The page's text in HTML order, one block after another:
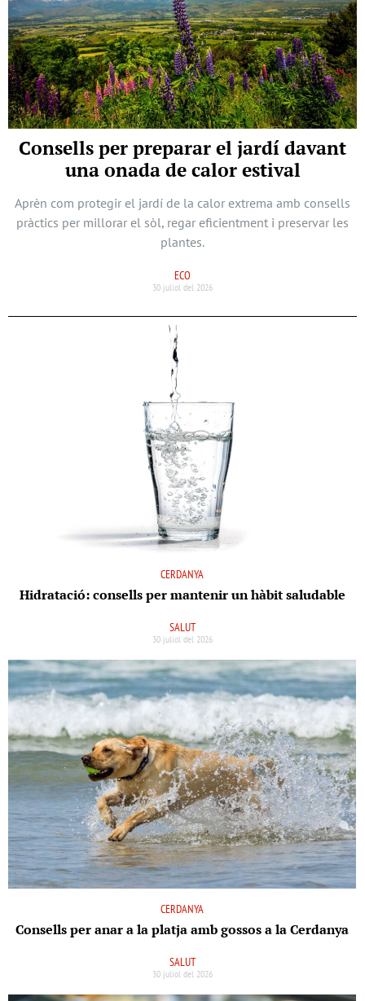
Consells per preparar el jardí davant
una onada de calor estival
Aprèn com protegir el jardí de la calor extrema amb consells
pràctics per millorar el sòl, regar eficientment i preservar les
plantes.
ECO
30 juliol del 2026
CERDANYA
Hidratació: consells per mantenir un hàbit saludable
SALUT
30 juliol del 2026
CERDANYA
Consells per anar a la platja amb gossos a la Cerdanya
SALUT
30 juliol del 2026